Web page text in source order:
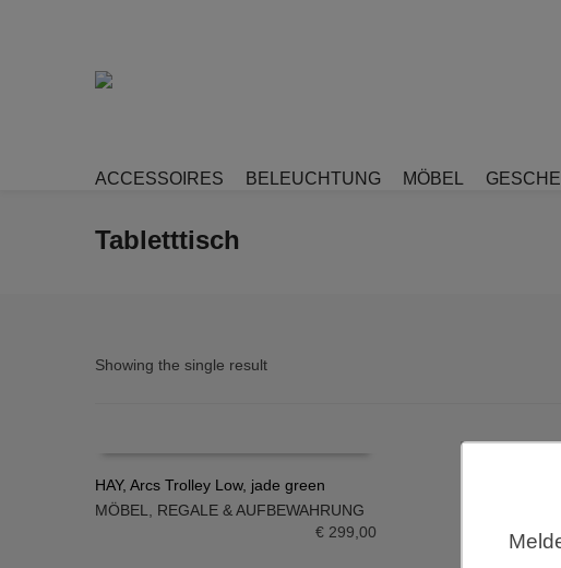
ACCESSOIRES BELEUCHTUNG MÖBEL
Tabletttisch
Showing the single result
IN DEN WARENKORB
HAY, Arcs Trolley Low, jade green
MÖBEL
REGALE & AUFBEWAHRUNG
€299,00